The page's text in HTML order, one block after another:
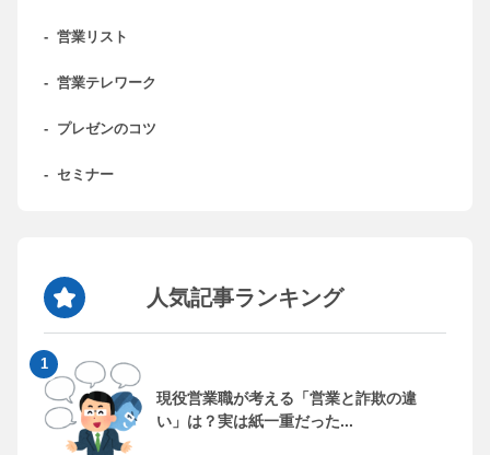
- 営業リスト
- 営業テレワーク
- プレゼンのコツ
- セミナー
人気記事ランキング
現役営業職が考える「営業と詐欺の違
い」は？実は紙一重だった...